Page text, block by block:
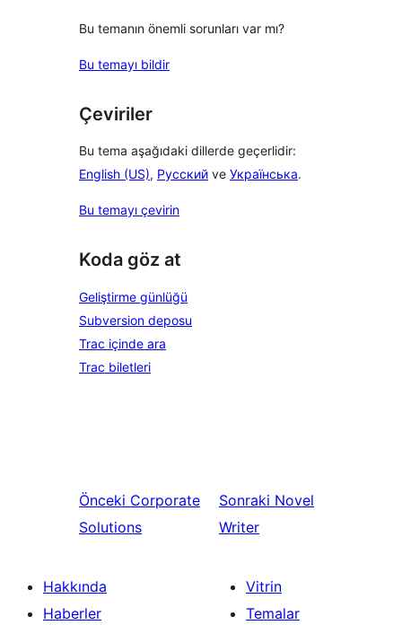
Bu temanın önemli sorunları var mı?
Bu temayı bildir
Çeviriler
Bu tema aşağıdaki dillerde geçerlidir:
English (US), Русский ve Українська.
Bu temayı çevirin
Koda göz at
Geliştirme günlüğü
Subversion deposu
Trac içinde ara
Trac biletleri
Önceki Corporate
Solutions
Sonraki Novel
Writer
Hakkında
Haberler
Vitrin
Temalar